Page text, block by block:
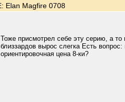
Elan Magfire 0708
Тоже присмотрел себе эту серию, а то
близзардов вырос слегка Есть вопрос:
ориентировочная цена 8-ки?